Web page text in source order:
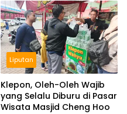
Liputan
Klepon, Oleh-Oleh Wajib
yang Selalu Diburu di Pasar
Wisata Masjid Cheng Hoo